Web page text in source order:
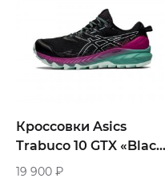
Кроссовки Asics
Trabuco 10 GTX «Black
/ Soothing Sea»
19 900 ₽